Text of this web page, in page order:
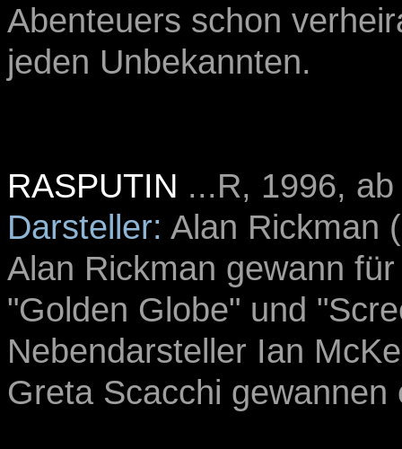
Abenteuers schon
jeden Unbekannten.
RASPUTIN ...R, 1996,
Darsteller: Alan Rickman
Alan Rickman gewann
"Golden Globe" und
Nebendarsteller Ian
Greta Scacchi